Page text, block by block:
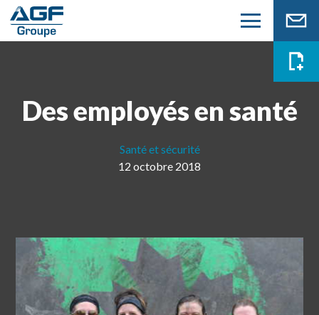
Des employés en santé
Santé et sécurité
12 octobre 2018